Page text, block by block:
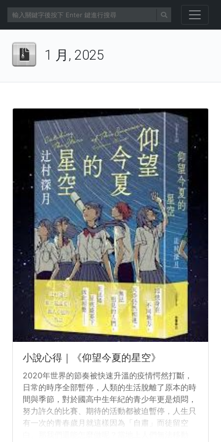
1 月, 2025
小說心得｜《仰望今夏的星空》
2020年世界的節奏被快速升溫的疫情愕然打斷，
日常的時序全部暫停，人類的生活脫離了原本的時
間與季節，對於國高中生年紀的青少年更是煩悶，
努力許久的比賽、期待的活動都被迫暫停，人生只
有一次的青春歲月就這樣因為「自肅」而徒留空